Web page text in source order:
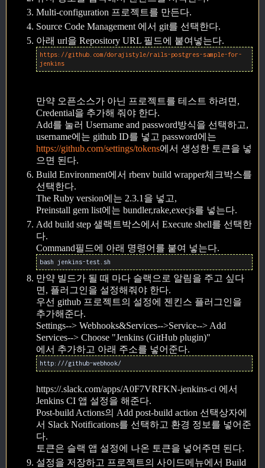
Multi-configuration 프로젝트를 만든다.
Source Code Management 에서 git를 선택한다.
아래 url을 Repository URL 필드에 붙여넣는다.
https://github.com/dorajistyle/rails-postgres-sample-for-
jenkins
만약 오픈소스가 아닌 프로젝트를 테스트 하려면,
Credential을 추가해 줘야 한다.
Add를 눌러 Username and password방식을 선택하고,
username에는 github ID를 넣고 password에는
https://github.com/settings/tokens에서 생성한 토큰을 넣
으면 된다.
Build Environment에서 rbenv build wrapper체크박스를
선택한다.
The Ruby version에는 2.3.1을 넣고,
Preinstall gem list에는 bundler,rake,execjs를 넣는다.
Add build step 샐랙트박스에서 Execute shell를 선택한
다.
Command필드에 아래 명령어를 붙여 넣는다.
bash jenkins-test.sh
만약 빌드가 될 때 마다 슬랙으로 알림을 주고 싶다
면, 플러그인을 설정해줘야 한다.
우선 github 프로젝트의 설정에 젠킨스 플러그인을
추가해준다.
Settings--> Webhooks&Services-->Service--> Add
Services--> Choose "Jenkins (GitHub plugin)"
에서 추가하고 아래 주소를 넣어준다.
http:///github-webhook/
https://.slack.com/apps/A0F7VRFKN-jenkins-ci 에서
Jenkins CI 앱 설정을 해준다.
Post-build Actions의 Add post-build action 선택상자에
서 Slack Notifications를 선택하고 환경 정보를 넣어준
다.
토큰은 슬랙 앱 설정에 나온 토큰을 넣어주면 된다.
설정을 저장하고 프로젝트의 사이드메뉴에서 Build